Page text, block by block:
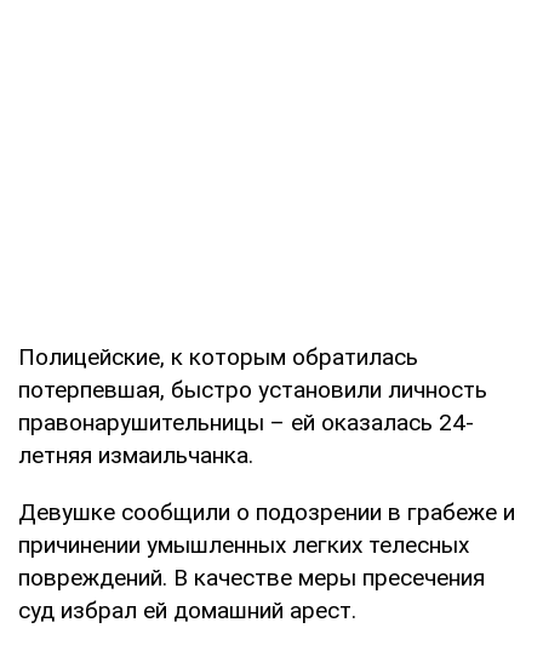
Полицейские, к которым обратилась
потерпевшая, быстро установили личность
правонарушительницы – ей оказалась 24-
летняя измаильчанка.
Девушке сообщили о подозрении в грабеже и
причинении умышленных легких телесных
повреждений. В качестве меры пресечения
суд избрал ей домашний арест.